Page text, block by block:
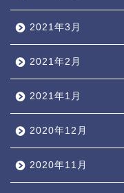
2021年3月
2021年2月
2021年1月
2020年12月
2020年11月